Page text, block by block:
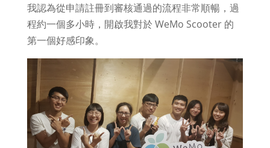
我認為從申請註冊到審核通過的流程非常順暢，過
程約一個多小時，開啟我對於 WeMo Scooter 的
第一個好感印象。